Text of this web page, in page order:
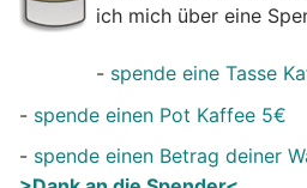
ich mich über eine
- spende eine Tasse
- spende einen Pot Kaffee 5€
- spende einen Betrag deiner